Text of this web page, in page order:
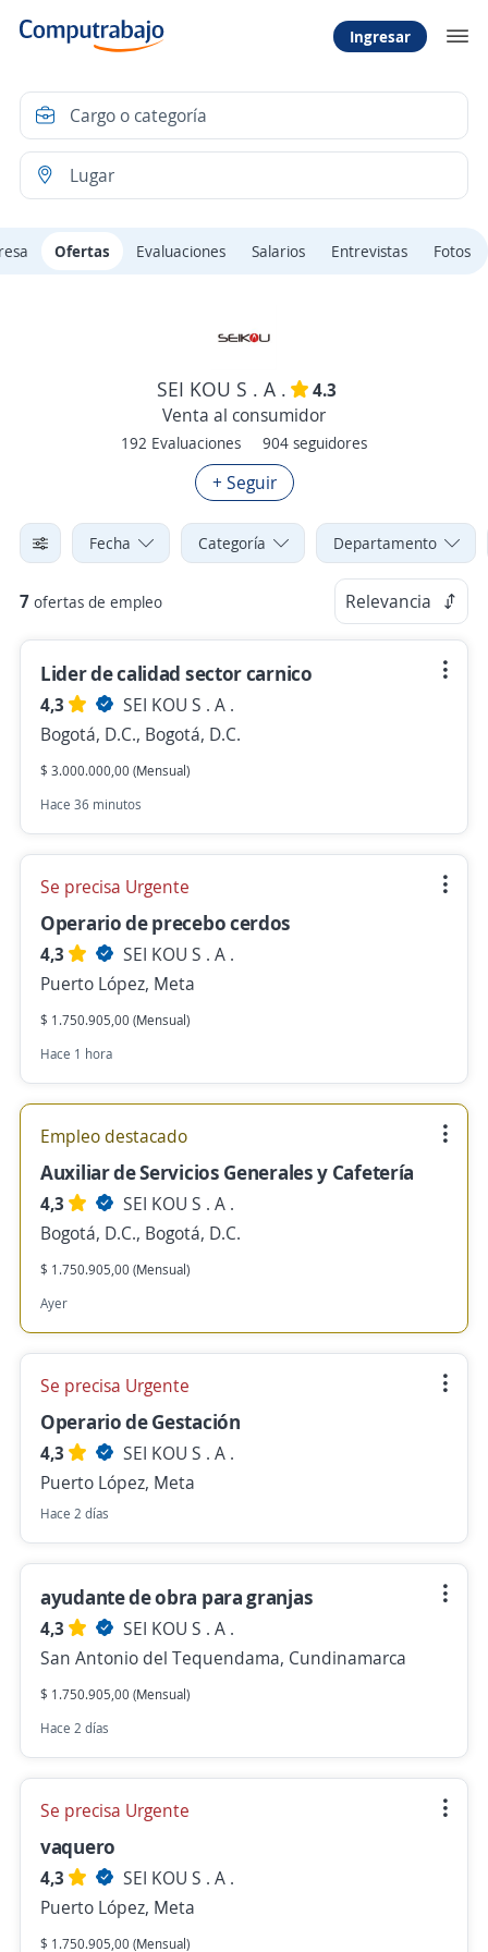
Ingresar
Ofertas Evaluaciones Salarios Entrevistas Fotos
SEI KOU S . A .
4.3
Venta al consumidor
192 Evaluaciones 904 seguidores
+ Seguir
Fecha Categoría Departamento
7 ofertas de empleo Relevancia
Lider de calidad sector carnico
4,3
SEI KOU S . A .
Bogotá, D.C., Bogotá, D.C.
$ 3.000.000,00 (Mensual)
Hace 36 minutos
Se precisa Urgente
Operario de precebo cerdos
4,3
SEI KOU S . A .
Puerto López, Meta
$ 1.750.905,00 (Mensual)
Hace 1 hora
Empleo destacado
Auxiliar de Servicios Generales y Cafetería
4,3
SEI KOU S . A .
Bogotá, D.C., Bogotá, D.C.
$ 1.750.905,00 (Mensual)
Ayer
Se precisa Urgente
Operario de Gestación
4,3
SEI KOU S . A .
Puerto López, Meta
Hace 2 días
ayudante de obra para granjas
4,3
SEI KOU S . A .
San Antonio del Tequendama, Cundinamarca
$ 1.750.905,00 (Mensual)
Hace 2 días
Se precisa Urgente
vaquero
4,3
SEI KOU S . A .
Puerto López, Meta
$ 1.750.905,00 (Mensual)